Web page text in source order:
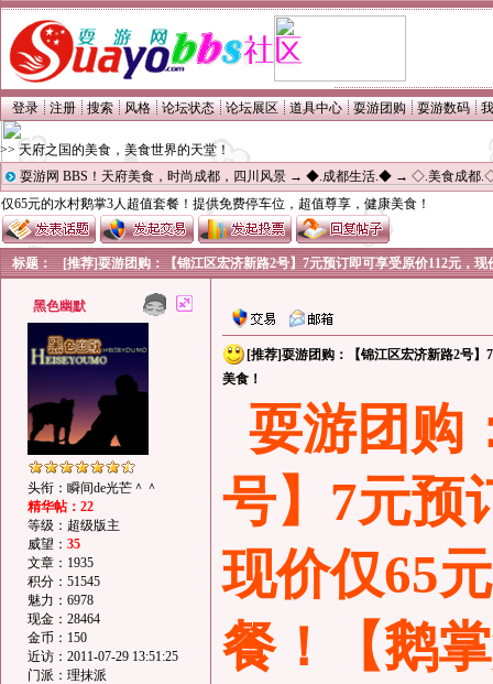
登录 注册 搜索 风格 论坛状态 论坛展区 道具中心 耍游团购 耍游数码
>> 天府之国的美食，美食世界的天堂！
耍游网 BBS！天府美食，时尚成都，四川风景 → ◆.成都生活.◆ → ◇.美食成都
仅65元的水村鹅掌3人超值套餐！提供免费停车位，超值尊享，健康美食！
标题： [推荐]耍游团购：【锦江区宏济新路2号】7元预订即可享受原价112元，
黑色幽默
头衔：瞬间de光芒＾＾
精华帖：22
等级：超级版主
威望： 35
文章：1935
积分：51545
魅力：6978
现金：28464
金币：150
近访：2011-07-29 13:51:25
门派：理抹派
[推荐]耍游团购：【锦江区宏济新路2号
美食！
耍游团购
号】7元预
现价仅65
餐！【鹅